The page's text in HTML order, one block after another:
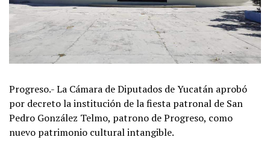
Progreso.- La Cámara de Diputados de Yucatán aprobó
por decreto la institución de la fiesta patronal de San
Pedro González Telmo, patrono de Progreso, como
nuevo patrimonio cultural intangible.